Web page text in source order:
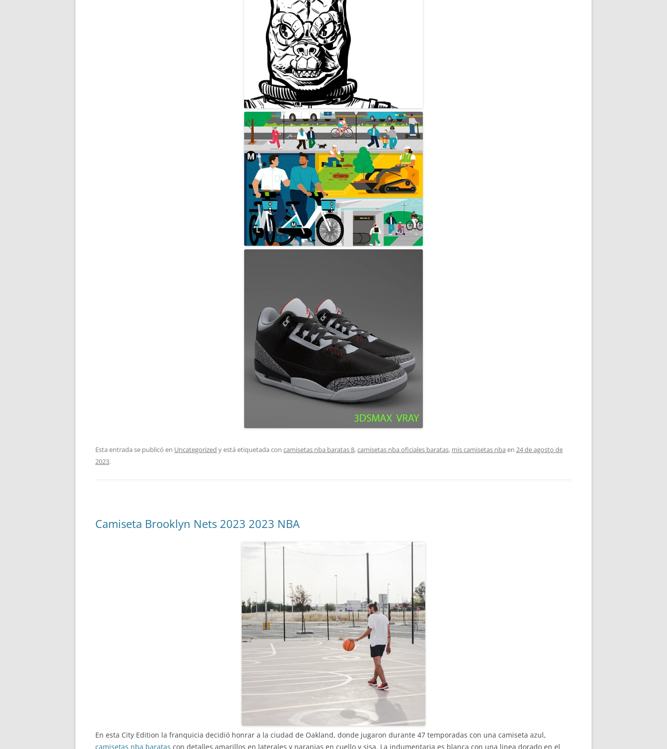
Esta entrada se publicó en Uncategorized y está etiquetada con camisetas nba baratas 8,camisetas nba oficiales baratas, mis camisetas nba en 24 de agosto de
2023.
Camiseta Brooklyn Nets 2023 2023 NBA
En esta City Edition la franquicia decidió honrar a la ciudad de Oakland, donde jugaron durante 47 temporadas con una camiseta azul,
camisetas nba baratas con detalles amarillos en laterales y naranjas en cuello y sisa. La indumentaria es blanca con una linea dorado en el